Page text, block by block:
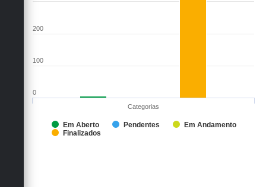
Categorias
Em Aberto Pendentes
Em Andamento
Finalizados
0
100
200